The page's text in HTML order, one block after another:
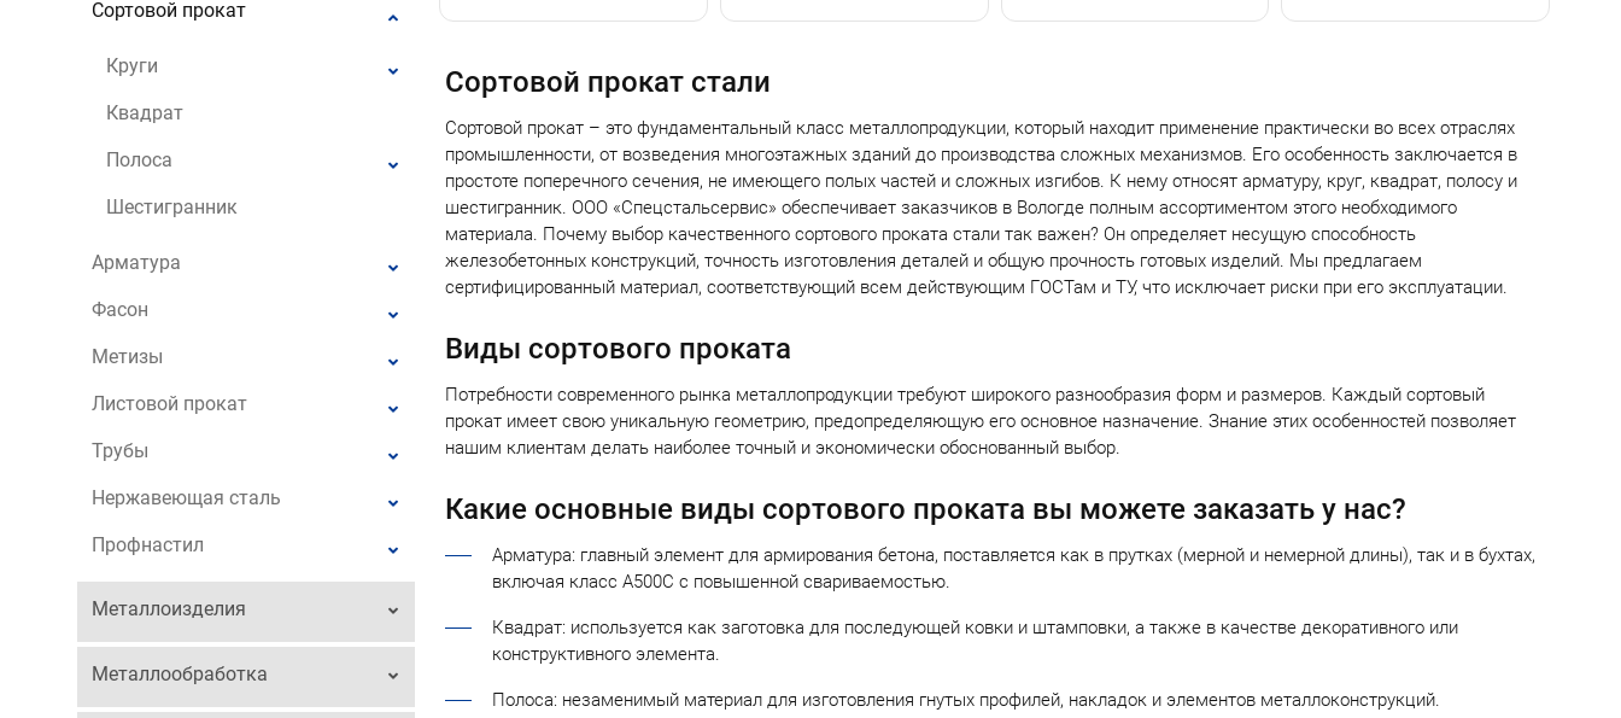
Сортовой прокат
Круги
Квадрат
Полоса
Шестигранник
Арматура
Фасон
Метизы
Листовой прокат
Трубы
Нержавеющая сталь
Профнастил
Металлоизделия
Металлообработка
Сортовой прокат стали
Сортовой прокат – это фундаментальный класс металлопродукции, который находит применение практически во всех отраслях
промышленности, от возведения многоэтажных зданий до производства сложных механизмов. Его особенность заключается в
простоте поперечного сечения, не имеющего полых частей и сложных изгибов. К нему относят арматуру, круг, квадрат, полосу и
шестигранник. ООО «Спецстальсервис» обеспечивает заказчиков в Вологде полным ассортиментом этого необходимого
материала. Почему выбор качественного сортового проката стали так важен? Он определяет несущую способность
железобетонных конструкций, точность изготовления деталей и общую прочность готовых изделий. Мы предлагаем
сертифицированный материал, соответствующий всем действующим ГОСТам и ТУ, что исключает риски при его эксплуатации.
Виды сортового проката
Потребности современного рынка металлопродукции требуют широкого разнообразия форм и размеров. Каждый сортовый
прокат имеет свою уникальную геометрию, предопределяющую его основное назначение. Знание этих особенностей позволяет
нашим клиентам делать наиболее точный и экономически обоснованный выбор.
Какие основные виды сортового проката вы можете заказать у нас?
Арматура: главный элемент для армирования бетона, поставляется как в прутках (мерной и немерной длины), так и в бухтах,
включая класс А500С с повышенной свариваемостью.
Квадрат: используется как заготовка для последующей ковки и штамповки, а также в качестве декоративного или
конструктивного элемента.
Полоса: незаменимый материал для изготовления гнутых профилей, накладок и элементов металлоконструкций.